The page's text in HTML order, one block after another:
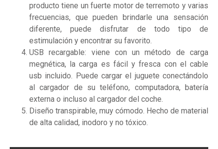
producto tiene un fuerte motor de terremoto y varias
frecuencias, que pueden brindarle una sensación
diferente, puede disfrutar de todo tipo de
estimulación y encontrar su favorito.
USB recargable: viene con un método de carga
megnética, la carga es fácil y fresca con el cable
usb incluido. Puede cargar el juguete conectándolo
al cargador de su teléfono, computadora, batería
externa o incluso al cargador del coche.
Diseño transpirable, muy cómodo. Hecho de material
de alta calidad, inodoro y no tóxico.